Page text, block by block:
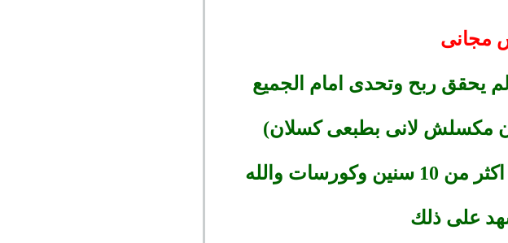
مجانى
يحقق ربح وتحدى امام الجميع
مكسلش لانى بطبعى كسلان)
والله
على ذلك